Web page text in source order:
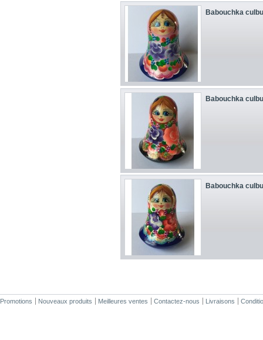
Babouchka
Babouchka
Babouchka
Promotions Nouveaux produits Meilleures ventes Contactez-nous Livraisons